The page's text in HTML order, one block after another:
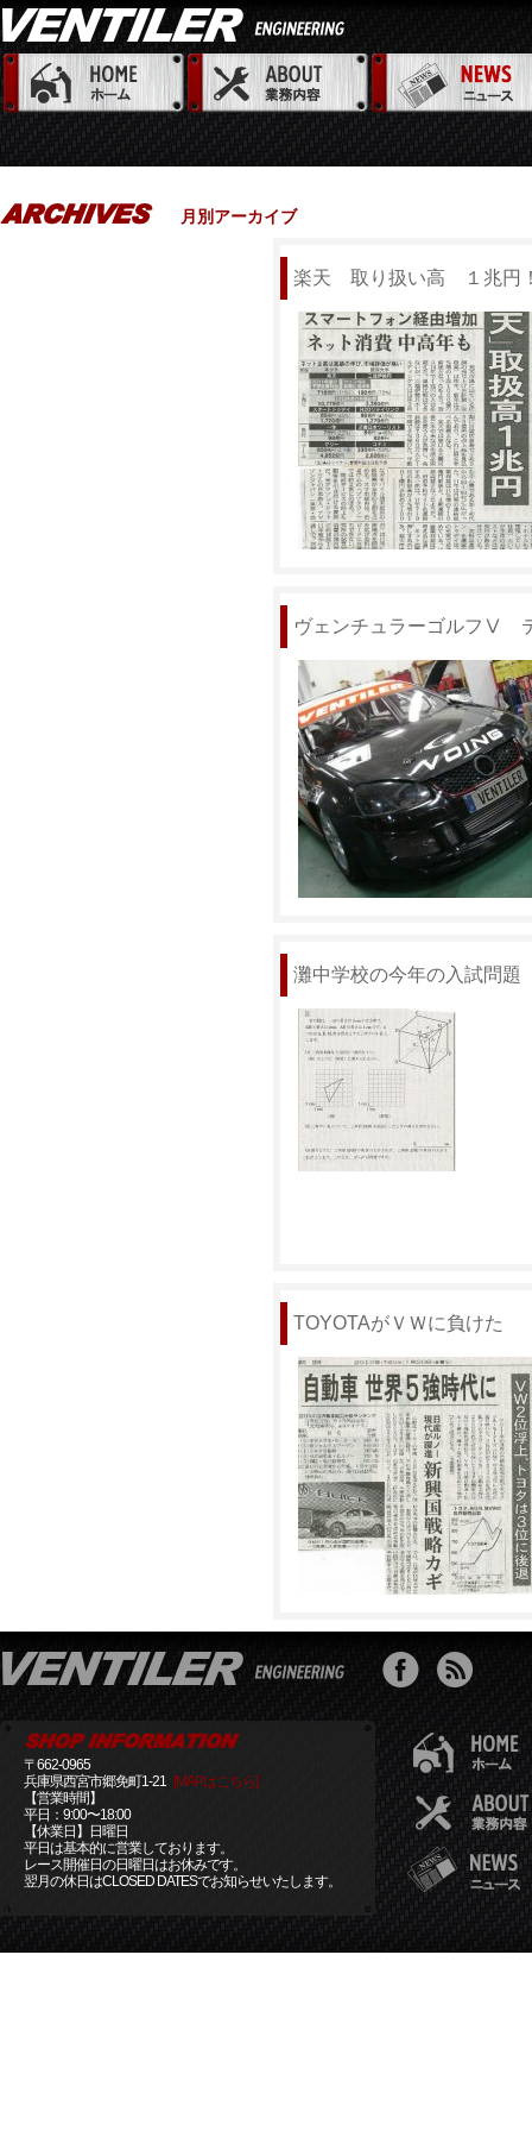
月別アーカイブ
楽天 取り扱い高 １兆円
ヴェンチュラーゴルフⅤ
灘中学校の今年の入試問題
TOYOTAがＶＷに負けた
〒662-0965
兵庫県西宮市郷免町1-21 [MAPはこちら]
【営業時間】
平日：9:00〜18:00
【休業日】日曜日
平日は基本的に営業しております。
レース開催日の日曜日はお休みです。
翌月の休日はCLOSED DATESでお知らせいたします。